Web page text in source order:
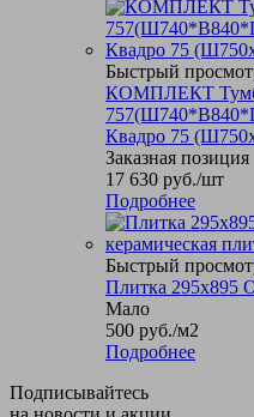
Быстрый
КОМПЛЕКТ
Квадро 75
Заказная позиция
17 630 руб./шт
Подробнее
Быстрый
Плитка 295x895
Мало
500 руб./м2
Подробнее
Подписывайтесь